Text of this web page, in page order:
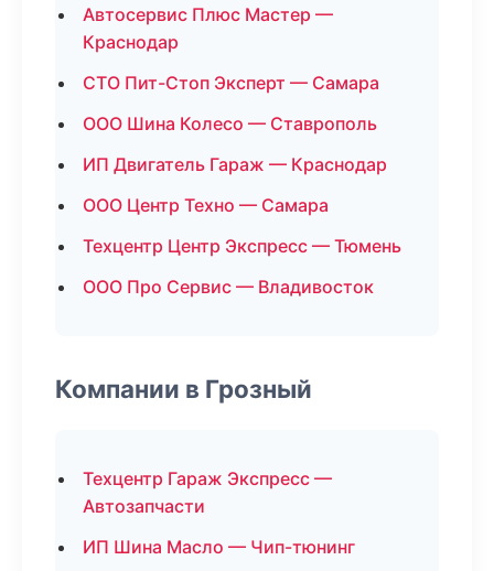
Автосервис Плюс Мастер —
Краснодар
СТО Пит-Стоп Эксперт — Самара
ООО Шина Колесо — Ставрополь
ИП Двигатель Гараж — Краснодар
ООО Центр Техно — Самара
Техцентр Центр Экспресс — Тюмень
ООО Про Сервис — Владивосток
Компании в Грозный
Техцентр Гараж Экспресс —
Автозапчасти
ИП Шина Масло — Чип-тюнинг